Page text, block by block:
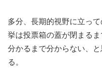
多分、長期的視野に立っ
挙は投票箱の蓋が閉まる
分かるまで分からない、
る。